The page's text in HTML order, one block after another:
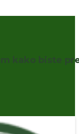
kako biste